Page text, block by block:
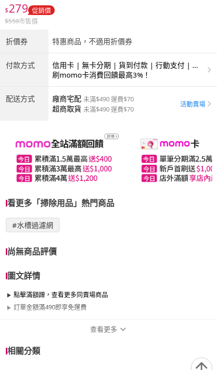
$279 促銷價
$559市售價
折價券 特惠商品，不適用折價券
付款方式
信用卡 | 無卡分期 | 貨到付款 | 行動支付 | 超
商付款 | ATM | 銀聯卡 | 銀行帳戶付款
刷momo卡消費回饋最高3%！
配送方式 廠商宅配 未滿$490 運費$70
超商取貨 未滿$490 運費$70
活動賣場
看更多「掃除用品」熱門商品
#水槽過濾網
尚無商品評價
圖文詳情
點擊滿額蹭，查看更多同賣場商品
訂單金額滿490即享免運費
查看更多
相關分類